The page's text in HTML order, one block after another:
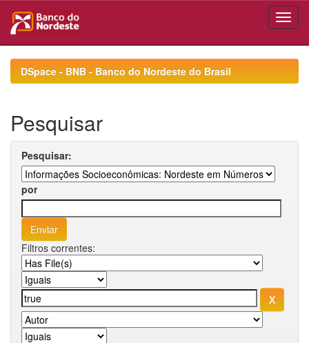
navigationDSpace - BNB - Banco do Nordeste do Brasil
Pesquisar
Pesquisar:
por
Filtros correntes: